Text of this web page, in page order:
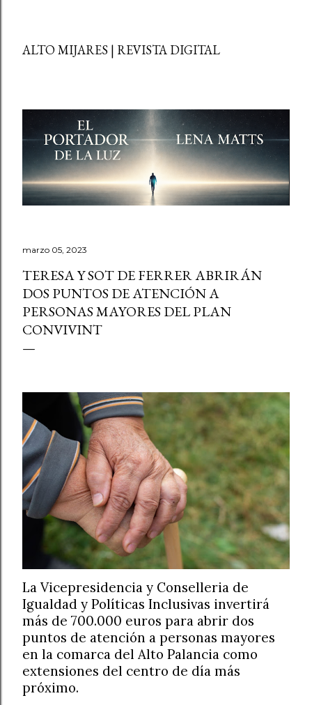
ALTO MIJARES | REVISTA DIGITAL
marzo 05, 2023
TERESA Y SOT DE FERRER ABRIRÁN
DOS PUNTOS DE ATENCIÓN A
PERSONAS MAYORES DEL PLAN
CONVIVINT
La Vicepresidencia y Conselleria de
Igualdad y Políticas Inclusivas invertirá
más de 700.000 euros para abrir dos
puntos de atención a personas mayores
en la comarca del Alto Palancia como
extensiones del centro de día más
próximo.